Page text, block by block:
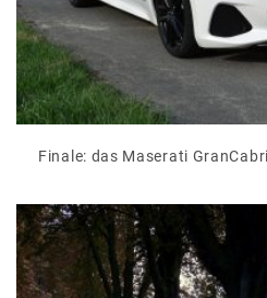
Finale: das Maserati